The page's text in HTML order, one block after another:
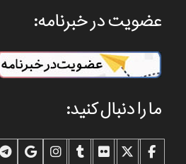
عضویت در خبرنامه:
ما را دنبال کنید: